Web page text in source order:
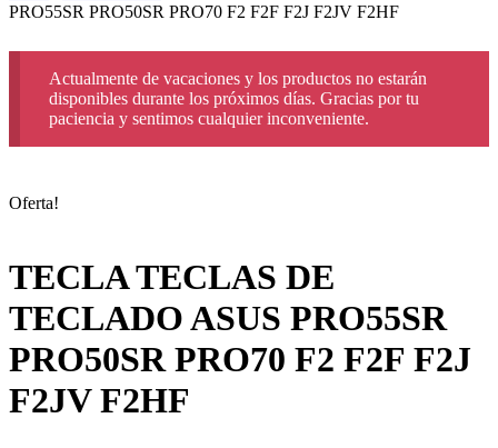
PRO55SR PRO50SR PRO70 F2 F2F F2J F2JV F2HF
Actualmente de vacaciones y los productos no estarán
disponibles durante los próximos días. Gracias por tu
paciencia y sentimos cualquier inconveniente.
Oferta!
TECLA TECLAS DE
TECLADO ASUS PRO55SR
PRO50SR PRO70 F2 F2F F2J
F2JV F2HF